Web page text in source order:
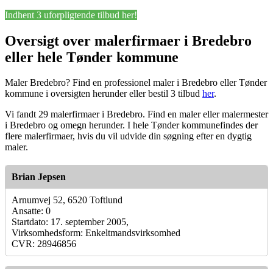
Indhent 3 uforpligtende tilbud her!
Oversigt over malerfirmaer i Bredebro
eller hele Tønder kommune
Maler Bredebro? Find en professionel maler i Bredebro eller Tønder
kommune i oversigten herunder eller bestil 3 tilbud her.
Vi fandt 29 malerfirmaer i Bredebro. Find en maler eller malermester
i Bredebro og omegn herunder. I hele Tønder kommunefindes der
flere malerfirmaer, hvis du vil udvide din søgning efter en dygtig
maler.
Brian Jepsen
Arnumvej 52, 6520 Toftlund
Ansatte: 0
Startdato: 17. september 2005,
Virksomhedsform: Enkeltmandsvirksomhed
CVR: 28946856